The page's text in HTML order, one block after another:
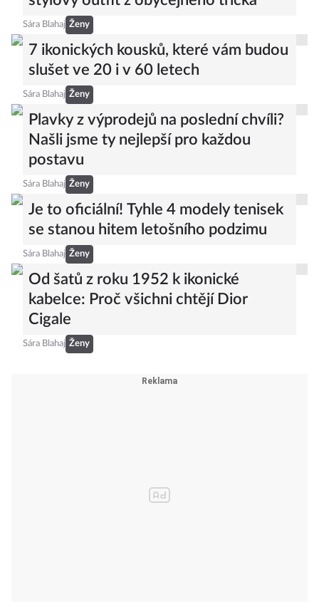
stylový outfit z obyčejného trička
Ženy
7 ikonických kousků, které vám budou
Ženy
Plavky z výprodejů na poslední chvíli?
Našli jsme ty nejlepší pro každou
postavu
Ženy
Je to oficiální! Tyhle 4 modely tenisek
se stanou hitem letošního podzimu
Ženy
Od šatů z roku 1952 k ikonické
kabelce: Proč všichni chtějí Dior
Cigale
Ženy